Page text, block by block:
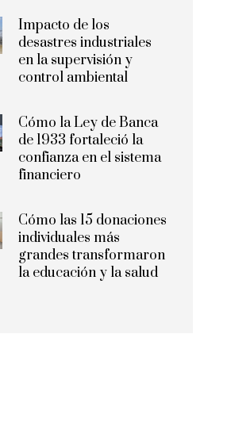
Impacto de los
desastres industriales
en la supervisión y
control ambiental
Cómo la Ley de Banca
de 1933 fortaleció la
confianza en el sistema
financiero
Cómo las 15 donaciones
individuales más
grandes transformaron
la educación y la salud